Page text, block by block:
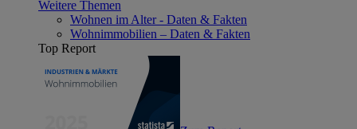
Weitere Themen
Wohnen im Alter - Daten & Fakten
Wohnimmobilien – Daten & Fakten
Top Report